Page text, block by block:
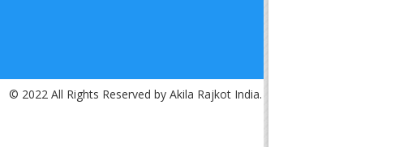
© 2022 All Rights Reserved by Akila Rajkot India.